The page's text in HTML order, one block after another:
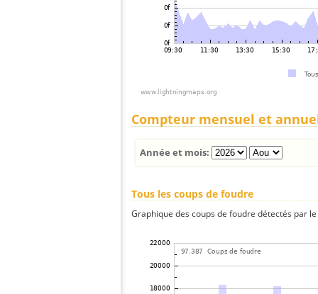
Compteur mensuel et
Année et mois:
Tous les coups de foudre
Graphique des coups de foudre détectés par